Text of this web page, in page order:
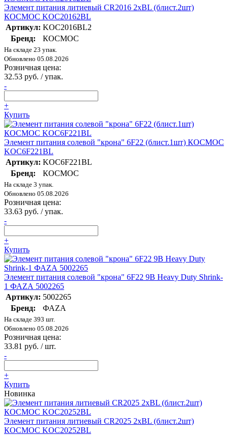
Элемент питания литиевый CR2016 2хBL (блист.2шт)
КОСМОС KOC20162BL
Артикул: KOC2016BL2
Бренд:
КОСМОС
На складе 23 упак.
Обновлено 05.08.2026
Розничная цена:
32.53 руб. / упак.
-
+
Купить
Элемент питания солевой "крона" 6F22 (блист.1шт) КОСМОС
KOC6F221BL
Артикул: KOC6F221BL
Бренд:
КОСМОС
На складе 3 упак.
Обновлено 05.08.2026
Розничная цена:
33.63 руб. / упак.
-
+
Купить
Элемент питания солевой "крона" 6F22 9В Heavy Duty Shrink-
1 ФАZА 5002265
Артикул: 5002265
Бренд:
ФАZА
На складе 393 шт.
Обновлено 05.08.2026
Розничная цена:
33.81 руб. / шт.
-
+
Купить
Новинка
Элемент питания литиевый CR2025 2хBL (блист.2шт)
КОСМОС KOC20252BL